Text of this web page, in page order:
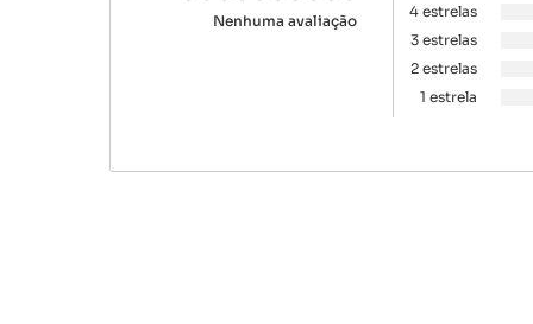
Nenhuma avaliação
4 estrelas
3 estrelas
2 estrelas
1 estrela